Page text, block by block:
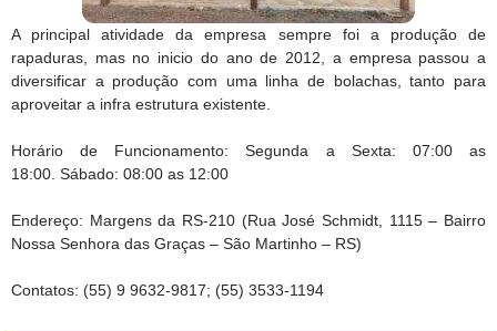
A principal atividade da empresa sempre foi a produção de
rapaduras, mas no inicio do ano de 2012, a empresa passou a
diversificar a produção com uma linha de bolachas, tanto para
aproveitar a infra estrutura existente.
Horário de Funcionamento: Segunda a Sexta: 07:00 as
18:00. Sábado: 08:00 as 12:00
Endereço: Margens da RS-210 (Rua José Schmidt, 1115 – Bairro
Nossa Senhora das Graças – São Martinho – RS)
Contatos: (55) 9 9632-9817; (55) 3533-1194